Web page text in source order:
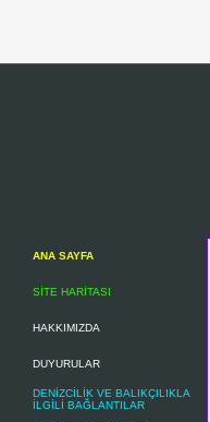
ANA SAYFA
SİTE HARİTASI
HAKKIMIZDA
DUYURULAR
DENİZCİLİK VE BALIKÇILIKLA
İLGİLİ BAĞLANTILAR